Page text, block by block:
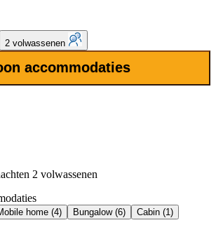
2 volwassenen
accommodaties
2 volwassenen
home (4) Bungalow (6)
Cabin (1)